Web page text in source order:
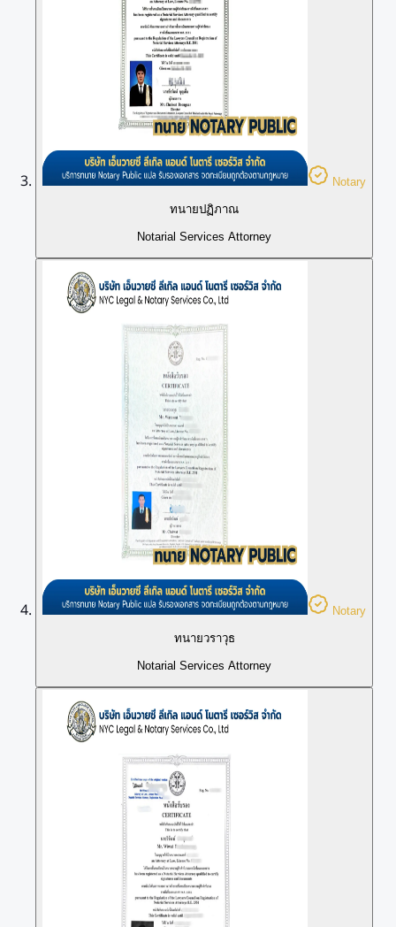
Notary
ทนายปฏิภาณ
Notarial Services Attorney
Notary
ทนายวราวุธ
Notarial Services Attorney